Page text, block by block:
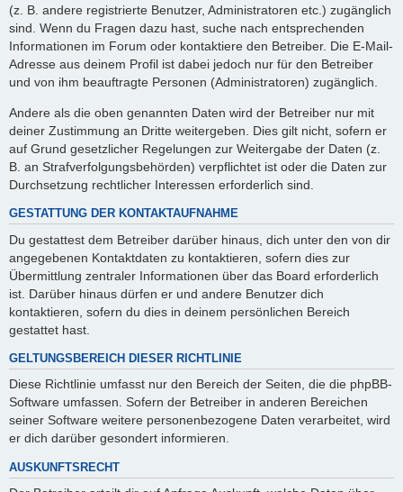
(z. B. andere registrierte Benutzer, Administratoren etc.) zugänglich
sind. Wenn du Fragen dazu hast, suche nach entsprechenden
Informationen im Forum oder kontaktiere den Betreiber. Die E-Mail-
Adresse aus deinem Profil ist dabei jedoch nur für den Betreiber
und von ihm beauftragte Personen (Administratoren) zugänglich.
Andere als die oben genannten Daten wird der Betreiber nur mit
deiner Zustimmung an Dritte weitergeben. Dies gilt nicht, sofern er
auf Grund gesetzlicher Regelungen zur Weitergabe der Daten (z.
B. an Strafverfolgungsbehörden) verpflichtet ist oder die Daten zur
Durchsetzung rechtlicher Interessen erforderlich sind.
GESTATTUNG DER KONTAKTAUFNAHME
Du gestattest dem Betreiber darüber hinaus, dich unter den von dir
angegebenen Kontaktdaten zu kontaktieren, sofern dies zur
Übermittlung zentraler Informationen über das Board erforderlich
ist. Darüber hinaus dürfen er und andere Benutzer dich
kontaktieren, sofern du dies in deinem persönlichen Bereich
gestattet hast.
GELTUNGSBEREICH DIESER RICHTLINIE
Diese Richtlinie umfasst nur den Bereich der Seiten, die die phpBB-
Software umfassen. Sofern der Betreiber in anderen Bereichen
seiner Software weitere personenbezogene Daten verarbeitet, wird
er dich darüber gesondert informieren.
AUSKUNFTSRECHT